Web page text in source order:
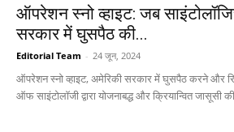
ऑपरेशन स्नो व्हाइट: जब
सरकार में घुसपैठ की...
Editorial Team - 24 जून, 2024
ऑपरेशन स्नो व्हाइट, अमेरिकी सरकार में घुसपैठ करने और
ऑफ साइंटोलॉजी द्वारा योजनाबद्ध और क्रियान्वित जासूसी